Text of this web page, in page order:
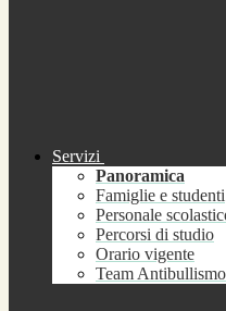
Servizi
Panoramica
Famiglie e studenti
Personale
Percorsi di studio
Orario vigente
Team Antibullismo